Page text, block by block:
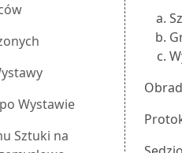
Wystawie
Sztuki na